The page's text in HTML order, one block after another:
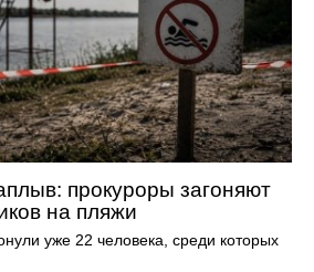
прокуроры загоняют
на пляжи
уже 22 человека, среди которых